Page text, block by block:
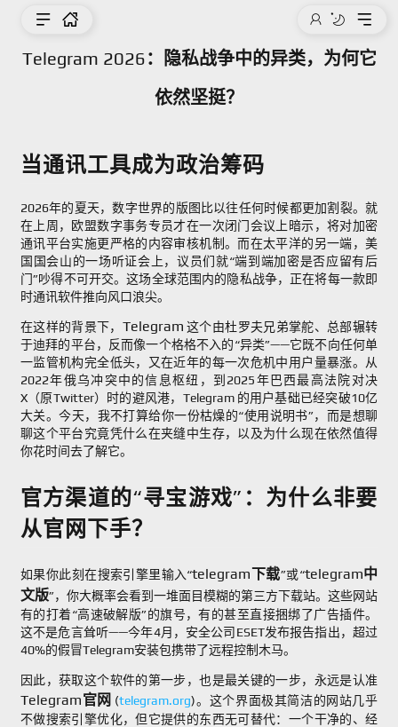
Telegram 2026：隐私战争中的异类，为何它
依然坚挺？
当通讯工具成为政治筹码
2026年的夏天，数字世界的版图比以往任何时候都更加割裂。就
在上周，欧盟数字事务专员才在一次闭门会议上暗示，将对加密
通讯平台实施更严格的内容审核机制。而在太平洋的另一端，美
国国会山的一场听证会上，议员们就“端到端加密是否应留有后
门”吵得不可开交。这场全球范围内的隐私战争，正在将每一款即
时通讯软件推向风口浪尖。
在这样的背景下， Telegram 这个由杜罗夫兄弟掌舵、总部辗转
于迪拜的平台，反而像一个格格不入的“异类”——它既不向任何单
一监管机构完全低头，又在近年的每一次危机中用户量暴涨。从
2022年俄乌冲突中的信息枢纽，到2025年巴西最高法院对决
X（原Twitter）时的避风港，Telegram 的用户基础已经突破10亿
大关。今天，我不打算给你一份枯燥的“使用说明书”，而是想聊
聊这个平台究竟凭什么在夹缝中生存，以及为什么现在依然值得
你花时间去了解它。
官方渠道的“寻宝游戏”：为什么非要
从官网下手？
如果你此刻在搜索引擎里输入“telegram下载”或“telegram中
文版”，你大概率会看到一堆面目模糊的第三方下载站。这些网站
有的打着“高速破解版”的旗号，有的甚至直接捆绑了广告插件。
这不是危言耸听——今年4月，安全公司ESET发布报告指出，超过
40%的假冒Telegram安装包携带了远程控制木马。
因此，获取这个软件的第一步，也是最关键的一步，永远是认准
Telegram官网 (telegram.org)。这个界面极其简洁的网站几乎
不做搜索引擎优化，但它提供的东西无可替代：一个干净的、经